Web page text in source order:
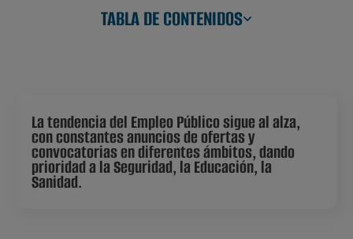
TABLA DE CONTENIDOS
La tendencia del Empleo Público sigue al alza,
con constantes anuncios de ofertas y
convocatorias en diferentes ámbitos, dando
prioridad a la Seguridad, la Educación, la
Sanidad.